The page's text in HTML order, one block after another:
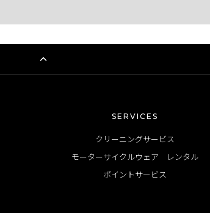
SERVICES
クリーニングサービス
モーターサイクルウェア レンタル
ポイントサービス